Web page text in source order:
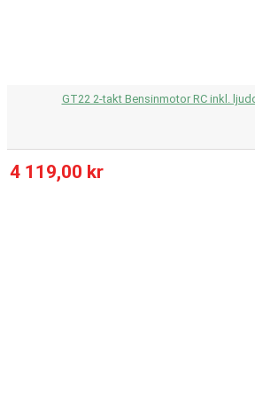
GT22 2-takt Bensinmotor RC inkl.
4 119,00 kr